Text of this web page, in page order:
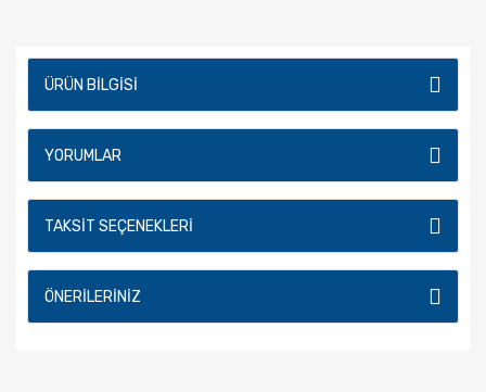
ÜRÜN BILGISI
YORUMLAR
TAKSIT SEÇENEKLERI
ÖNERILERINIZ